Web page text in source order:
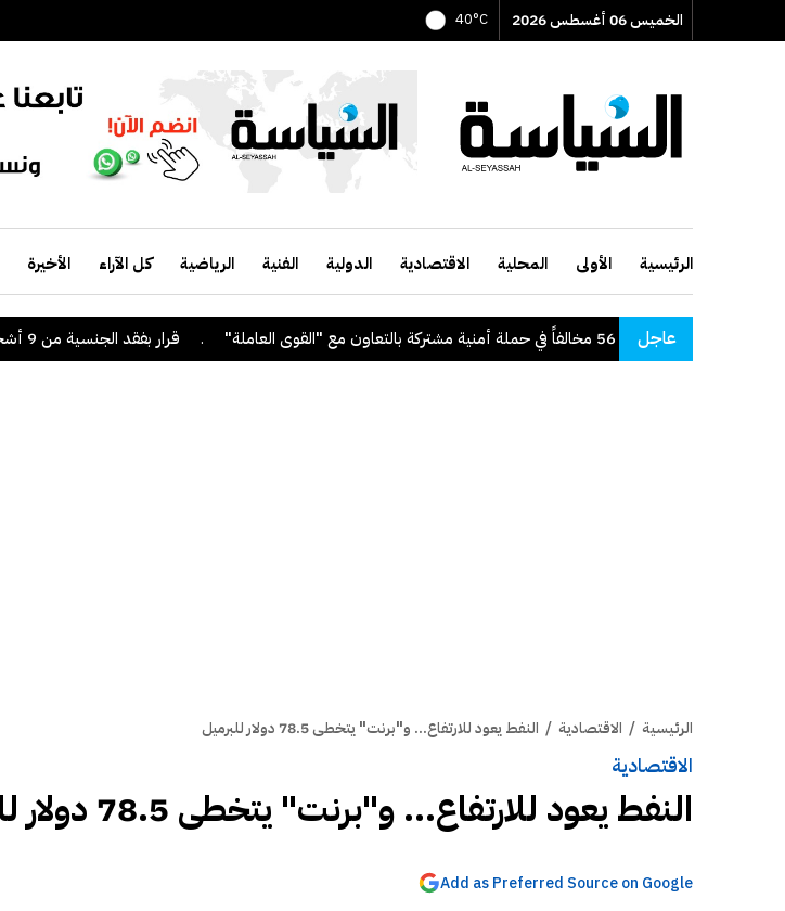
الخميس 06 أغسطس 2026 40°C
الرئيسية الأولى المحلية الاقتصادية الدولية الفنية الرياضية كل الآراء الأخيرة
عاجل"الداخلية": ضبط 56 مخالفاً في حملة أمنية مشتركة بالتعاون مع "القوى العاملة" . قرار بفقد الجنسية من 9 أشخاص
الرئيسية / الاقتصادية / النفط يعود للارتفاع... و"برنت" يتخطى 78.5 دولار للبرميل
الاقتصادية
النفط يعود للارتفاع... و"برنت" يتخطى 78.5 دولار للبرميل
Add as Preferred Source on Google